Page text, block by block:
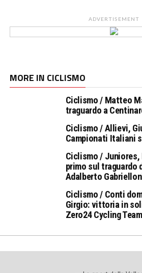
ADVERTISEMENT
MORE IN CICLISMO
Ciclismo / Matteo
traguardo a
Ciclismo / Allievi,
Campionati Italiani
Ciclismo / Juniores,
primo sul traguardo
Adalberto
Ciclismo / Conti
Girgio: vittoria in
Zero24 Cycling